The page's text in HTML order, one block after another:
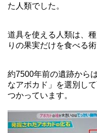
た人類でした。
道具を使える人類は、
りの果実だけを食べる
約7500年前の遺跡から
なアボカド」を選別し
つかっています。